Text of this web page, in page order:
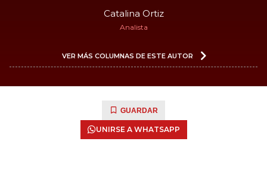
Catalina Ortiz
Analista
VER MÁS COLUMNAS DE ESTE AUTOR
GUARDAR
UNIRSE A WHATSAPP